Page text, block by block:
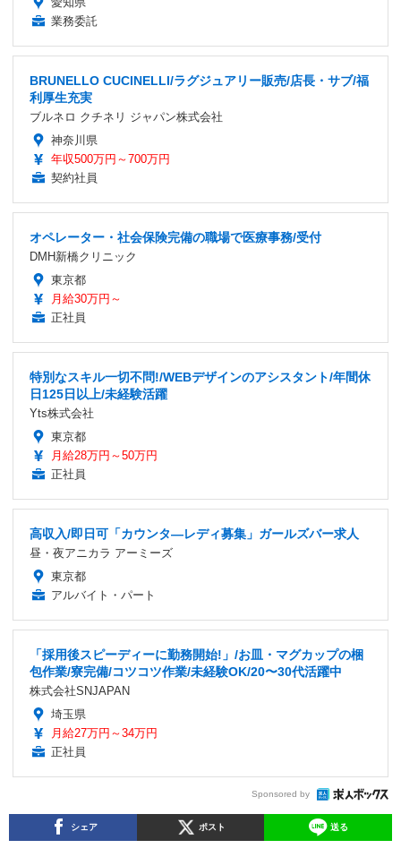
業務委託
BRUNELLO CUCINELLI/ラグジュアリー販売/店長・サブ/福
利厚生充実
ブルネロ クチネリ ジャパン株式会社
神奈川県
年収500万円～700万円
契約社員
オペレーター・社会保険完備の職場で医療事務/受付
DMH新橋クリニック
東京都
月給30万円～
正社員
特別なスキル一切不問!/WEBデザインのアシスタント/年間休
日125日以上/未経験活躍
Yts株式会社
東京都
月給28万円～50万円
正社員
高収入/即日可「カウンタ―レディ募集」ガールズバー求人
昼・夜アニカラ アーミーズ
東京都
アルバイト・パート
「採用後スピーディーに勤務開始!」/お皿・マグカップの梱
包作業/寮完備/コツコツ作業/未経験OK/20〜30代活躍中
株式会社SNJAPAN
埼玉県
月給27万円～34万円
正社員
Sponsored by
シェア ポスト 送る